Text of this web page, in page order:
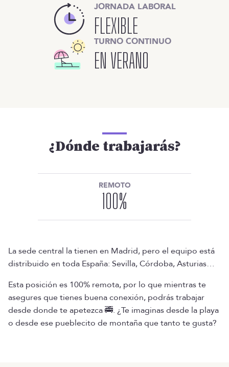
JORNADA LABORAL
FLEXIBLE
TURNO CONTINUO
EN VERANO
¿Dónde trabajarás?
REMOTO
100%
La sede central la tienen en Madrid, pero el equipo está
distribuido en toda España: Sevilla, Córdoba, Asturias…
Esta posición es 100% remota, por lo que mientras te
asegures que tienes buena conexión, podrás trabajar
desde donde te apetezca 🚎. ¿Te imaginas desde la playa
o desde ese pueblecito de montaña que tanto te gusta?